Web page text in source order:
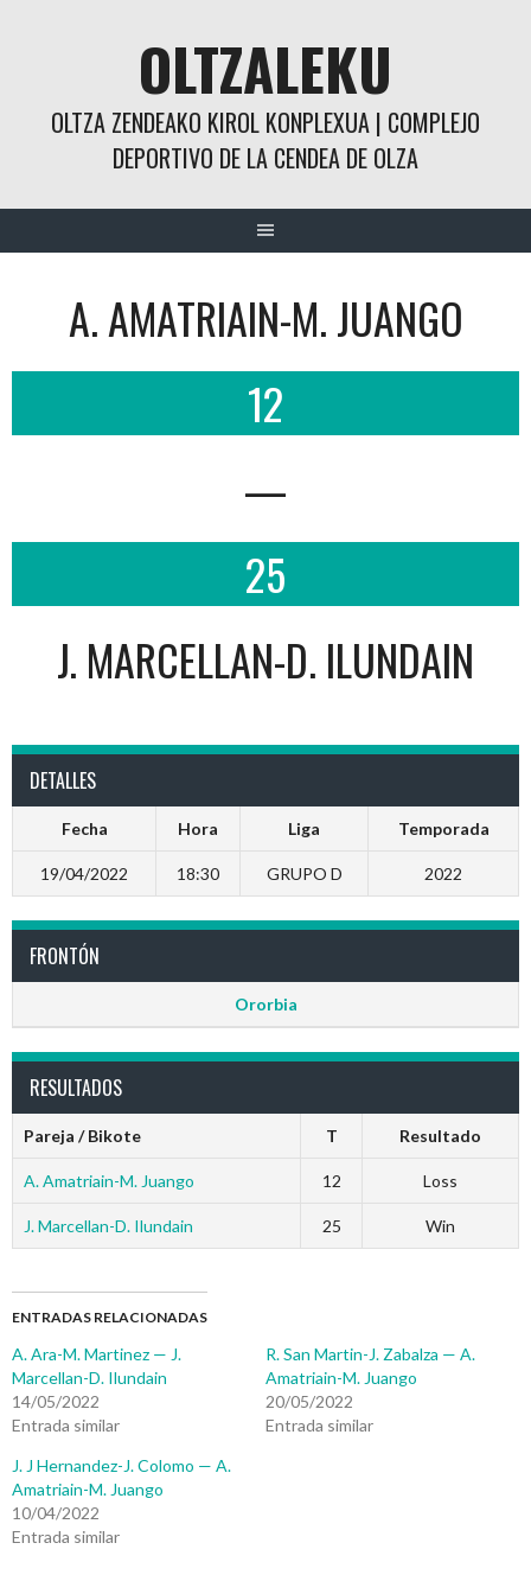
OLTZALEKU
OLTZA ZENDEAKO KIROL KONPLEXUA | COMPLEJO
DEPORTIVO DE LA CENDEA DE OLZA
A. AMATRIAIN-M. JUANGO
12
—
25
J. MARCELLAN-D. ILUNDAIN
DETALLES
Fecha Hora Liga Temporada
19/04/2022 18:30 GRUPO D 2022
FRONTÓN
Ororbia
RESULTADOS
Pareja / Bikote T Resultado
A. Amatriain-M. Juango 12 Loss
J. Marcellan-D. Ilundain 25 Win
ENTRADAS RELACIONADAS
A. Ara-M. Martinez — J.
Marcellan-D. Ilundain
14/05/2022
Entrada similar
R. San Martin-J. Zabalza — A.
Amatriain-M. Juango
20/05/2022
Entrada similar
J. J Hernandez-J. Colomo — A.
Amatriain-M. Juango
10/04/2022
Entrada similar